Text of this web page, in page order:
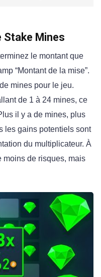
Stake Mines
le montant que
“Montant de la mise”.
mines pour le jeu.
de 1 à 24 mines, ce
il y a de mines, plus
les gains potentiels sont
du multiplicateur. À
moins de risques, mais